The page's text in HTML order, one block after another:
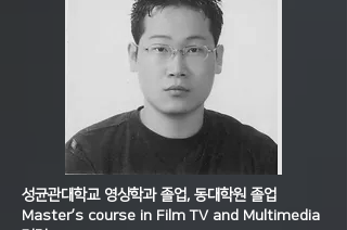
성균관대학교 영상학과 졸업, 동대학원 졸업
Master’s course in Film TV and Multimedia